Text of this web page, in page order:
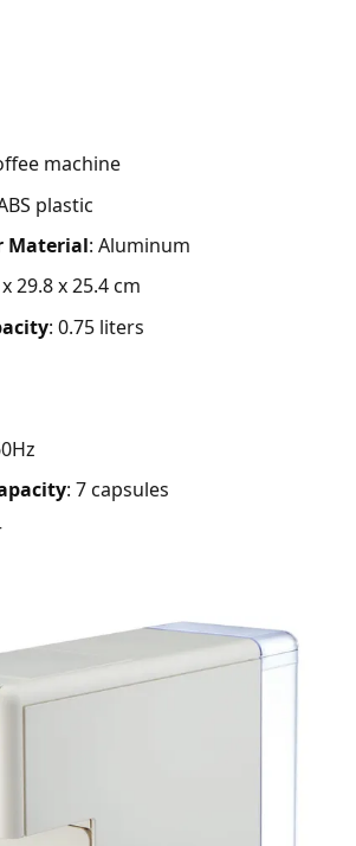
machine
plastic
Material: Aluminum
29.8 x 25.4 cm
: 0.75 liters
: 7 capsules